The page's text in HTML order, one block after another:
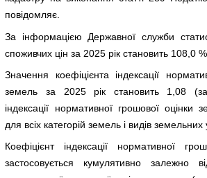
повідомляє.
За інформацією Державної служби
споживчих цін за 2025 рік становить 108,0 %.
Значення коефіцієнта індексації
земель за 2025 рік становить 1,08
індексації нормативної грошової оцінки
для всіх категорій земель і видів земельних
Коефіцієнт індексації нормативної
застосовується кумулятивно залежно